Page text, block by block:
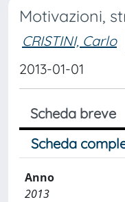
Motivazioni,
CRISTINI, Carlo
2013-01-01
Scheda breve
Scheda
Anno
2013